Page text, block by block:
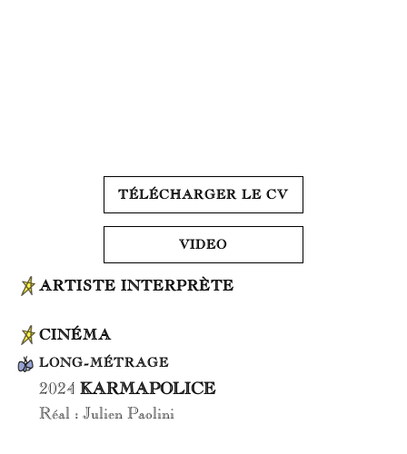
TÉLÉCHARGER LE CV
VIDEO
ARTISTE INTERPRÈTE
CINÉMA
LONG-MÉTRAGE
2024 KARMAPOLICE
Réal : Julien Paolini